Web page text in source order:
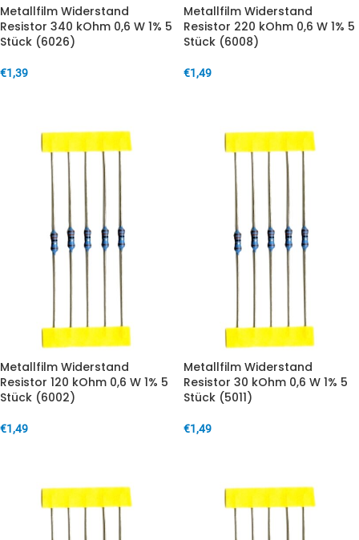
Metallfilm Widerstand
Resistor 340 kOhm 0,6 W 1% 5
Stück (6026)
€1,39
Metallfilm Widerstand
Resistor 220 kOhm 0,6 W 1% 5
Stück (6008)
€1,49
Metallfilm Widerstand
Resistor 120 kOhm 0,6 W 1% 5
Stück (6002)
€1,49
Metallfilm Widerstand
Resistor 30 kOhm 0,6 W 1% 5
Stück (5011)
€1,49